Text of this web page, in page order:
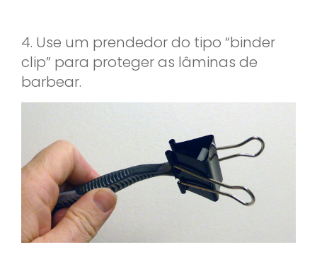
4. Use um prendedor do tipo “binder
clip” para proteger as lâminas de
barbear.